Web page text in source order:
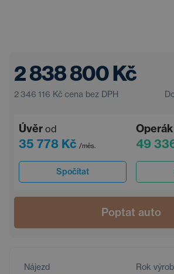
2 838 800 Kč
2 346 116 Kč cena bez DPH
Úvěr od
35 778 Kč /měs.
Spočítat
Operák
49
Poptat auto
Nájezd Rok